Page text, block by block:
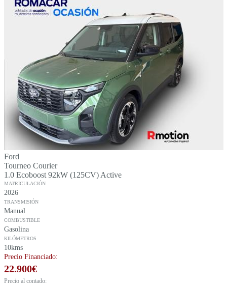
Ford
Tourneo Courier
1.0 Ecoboost 92kW (125CV) Active
MATRICULACIÓN
2026
TRANSMISIÓN
Manual
COMBUSTIBLE
Gasolina
KILÓMETROS
10kms
Precio Financiado:
22.900€
Precio al contado: